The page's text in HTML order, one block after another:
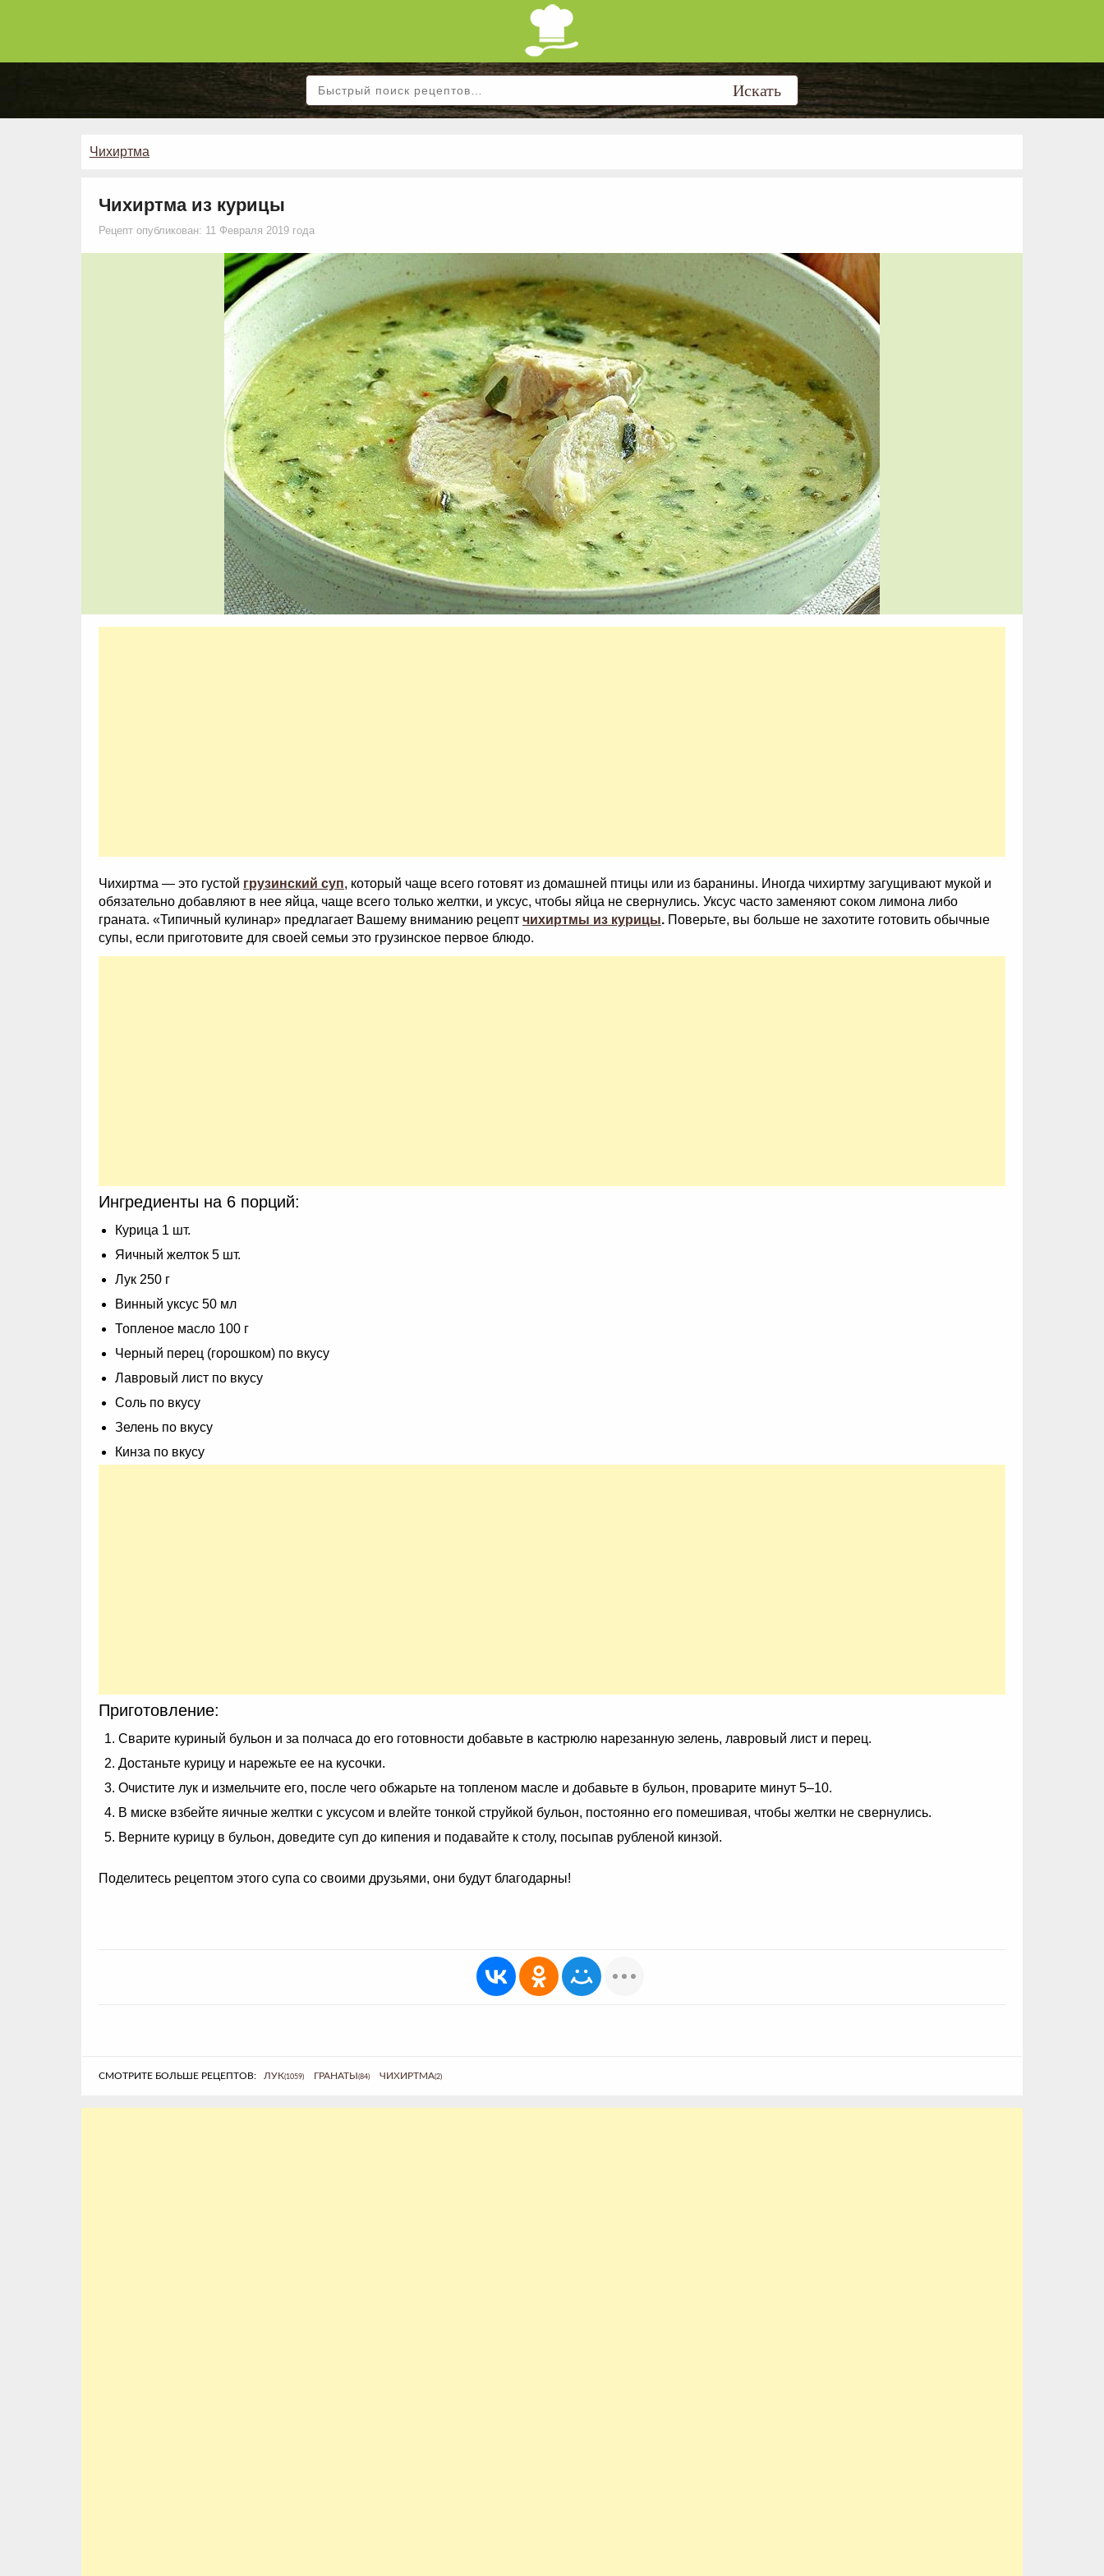
Чихиртма
Чихиртма из курицы
Рецепт опубликован: 11 Февраля 2019 года
Чихиртма — это густой грузинский суп, который чаще всего готовят из домашней птицы или из баранины. Иногда чихиртму загущивают мукой и
обязательно добавляют в нее яйца, чаще всего только желтки, и уксус, чтобы яйца не свернулись. Уксус часто заменяют соком лимона либо
граната. «Типичный кулинар» предлагает Вашему вниманию рецепт чихиртмы из курицы. Поверьте, вы больше не захотите готовить обычные
супы, если приготовите для своей семьи это грузинское первое блюдо.
Ингредиенты на 6 порций:
Курица 1 шт.
Яичный желток 5 шт.
Лук 250 г
Винный уксус 50 мл
Топленое масло 100 г
Черный перец (горошком) по вкусу
Лавровый лист по вкусу
Соль по вкусу
Зелень по вкусу
Кинза по вкусу
Приготовление:
Сварите куриный бульон и за полчаса до его готовности добавьте в кастрюлю нарезанную зелень, лавровый лист и перец.
Достаньте курицу и нарежьте ее на кусочки.
Очистите лук и измельчите его, после чего обжарьте на топленом масле и добавьте в бульон, проварите минут 5–10.
В миске взбейте яичные желтки с уксусом и влейте тонкой струйкой бульон, постоянно его помешивая, чтобы желтки не свернулись.
Верните курицу в бульон, доведите суп до кипения и подавайте к столу, посыпав рубленой кинзой.
Поделитесь рецептом этого супа со своими друзьями, они будут благодарны!
СМОТРИТЕ БОЛЬШЕ РЕЦЕПТОВ: ЛУК(1059) ГРАНАТЫ (84) ЧИХИРТМА(2)